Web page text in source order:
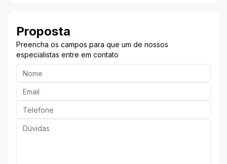
Proposta
Preencha os campos para que um de nossos
especialistas entre em contato